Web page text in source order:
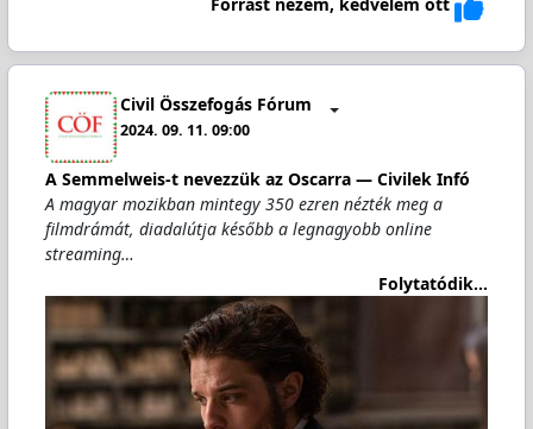
Forrást nézem, kedvelem ott
Civil Összefogás Fórum
2024. 09. 11. 09:00
A Semmelweis-t nevezzük az Oscarra — Civilek Infó
A magyar mozikban mintegy 350 ezren nézték meg a
filmdrámát, diadalútja később a legnagyobb online
streaming…
Folytatódik...